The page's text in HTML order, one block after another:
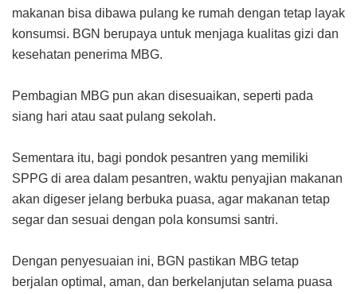
makanan bisa dibawa pulang ke rumah dengan tetap layak
konsumsi. BGN berupaya untuk menjaga kualitas gizi dan
kesehatan penerima MBG.⁣
Pembagian MBG pun akan disesuaikan, seperti pada
siang hari atau saat pulang sekolah.⁣
Sementara itu, bagi pondok pesantren yang memiliki
SPPG di area dalam pesantren, waktu penyajian makanan
akan digeser jelang berbuka puasa, agar makanan tetap
segar dan sesuai dengan pola konsumsi santri.⁣
Dengan penyesuaian ini, BGN pastikan MBG tetap
berjalan optimal, aman, dan berkelanjutan selama puasa